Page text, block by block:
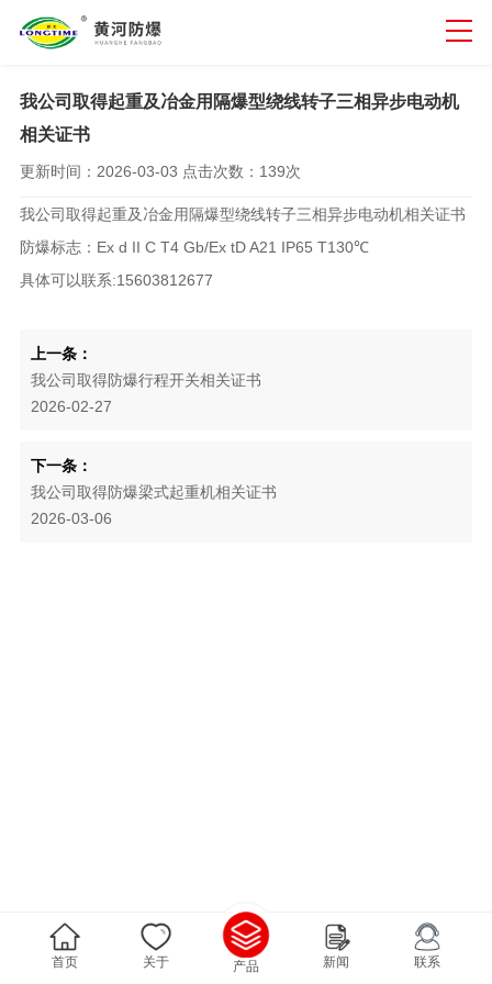
我公司取得起重及冶金用隔爆型绕线转子三相异步电动机
相关证书
更新时间： 2026-03-03 点击次数： 139次
我公司取得起重及冶金用隔爆型绕线转子三相异步电动机相关证书
防爆标志：Ex d II C T4 Gb/Ex tD A21 IP65 T130℃
具体可以联系:15603812677
上一条：
我公司取得防爆行程开关相关证书
2026-02-27
下一条：
我公司取得防爆梁式起重机相关证书
2026-03-06
首页 关于 产品 新闻 联系